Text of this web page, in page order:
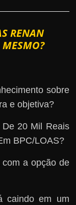
RENAN
MESMO?
sobre
e objetiva?
20 Mil Reais
BPC/LOAS?
a opção de
caindo em um